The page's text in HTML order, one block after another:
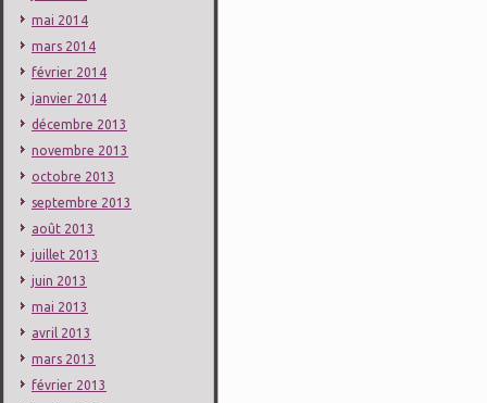
mai 2014
mars 2014
février 2014
janvier 2014
décembre 2013
novembre 2013
octobre 2013
septembre 2013
août 2013
juillet 2013
juin 2013
mai 2013
avril 2013
mars 2013
février 2013